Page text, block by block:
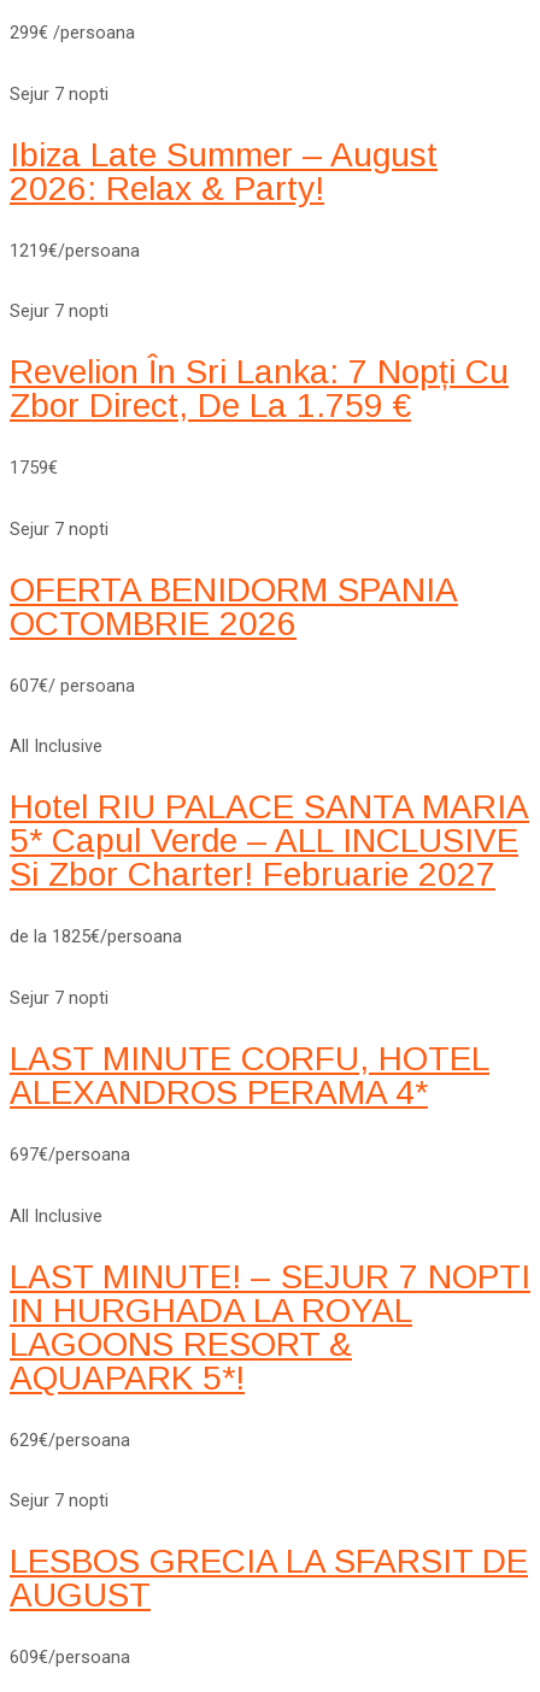
299€ /persoana
Sejur 7 nopti
Ibiza Late Summer – August
2026: Relax & Party!
1219€/persoana
Sejur 7 nopti
Revelion În Sri Lanka: 7 Nopți Cu
Zbor Direct, De La 1.759 €
1759€
Sejur 7 nopti
OFERTA BENIDORM SPANIA
OCTOMBRIE 2026
607€/ persoana
All Inclusive
Hotel RIU PALACE SANTA MARIA
5* Capul Verde – ALL INCLUSIVE
Si Zbor Charter! Februarie 2027
de la 1825€/persoana
Sejur 7 nopti
LAST MINUTE CORFU, HOTEL
ALEXANDROS PERAMA 4*
697€/persoana
All Inclusive
LAST MINUTE! – SEJUR 7 NOPTI
IN HURGHADA LA ROYAL
LAGOONS RESORT &
AQUAPARK 5*!
629€/persoana
Sejur 7 nopti
LESBOS GRECIA LA SFARSIT DE
AUGUST
609€/persoana